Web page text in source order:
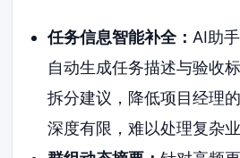
任务信息智能补全： AI助
自动生成任务描述与验收
拆分建议，降低项目经理
深度有限，难以处理复杂业